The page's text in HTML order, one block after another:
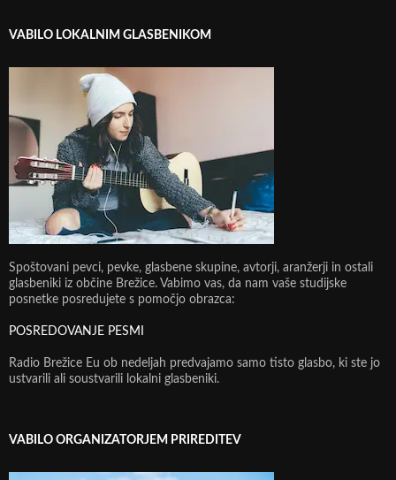
VABILO LOKALNIM GLASBENIKOM
Spoštovani pevci, pevke, glasbene skupine, avtorji, aranžerji in ostali
glasbeniki iz občine Brežice. Vabimo vas, da nam vaše studijske
posnetke posredujete s pomočjo obrazca:
POSREDOVANJE PESMI
Radio Brežice Eu ob nedeljah predvajamo samo tisto glasbo, ki ste jo
ustvarili ali soustvarili lokalni glasbeniki.
VABILO ORGANIZATORJEM PRIREDITEV